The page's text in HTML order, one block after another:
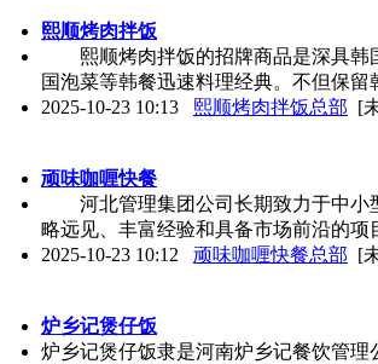
熙顺烤肉拌饭
熙顺烤肉拌饭的招牌商品是深具韩
国泡菜等韩餐迅速料理经典。不但保留
2025-10-23 10:13
熙顺烤肉拌饭总部 [
顽味咖喱快餐
河北管理集团公司长期致力于中小
略远见、丰富经验和具备市场前沿的项
2025-10-23 10:12
顽味咖喱快餐总部 [
炉乡记煲仔饭
炉乡记煲仔饭隶是河南炉乡记餐饮管